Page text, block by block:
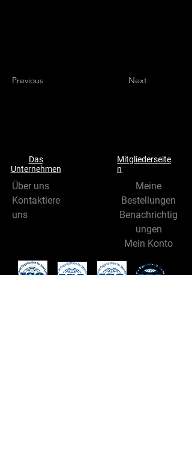
Previous Next
Das
Unternehmen
Über uns
Kontaktiere
uns
Mitgliederseite
n
Meine
Bestellungen
Benachrichtig
ungen
Mein Konto